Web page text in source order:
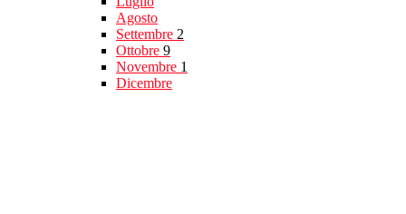
Agosto
Settembre 2
Ottobre 9
Novembre 1
Dicembre